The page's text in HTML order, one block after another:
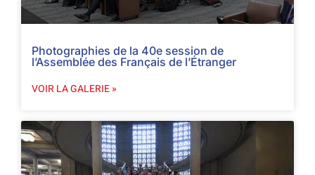
Photographies de la 40e session de
l’Assemblée des Français de l’Étranger
VOIR LA GALERIE »